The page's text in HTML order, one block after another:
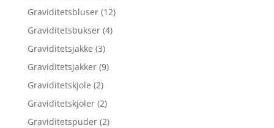
Graviditetsbluser (12)
Graviditetsbukser (4)
Graviditetsjakke (3)
Graviditetsjakker (9)
Graviditetskjole (2)
Graviditetskjoler (2)
Graviditetspuder (2)